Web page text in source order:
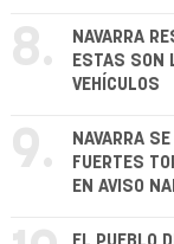
8.
NAVARRA
ESTAS SON
VEHÍCULOS
9.
NAVARRA
FUERTES
EN AVISO